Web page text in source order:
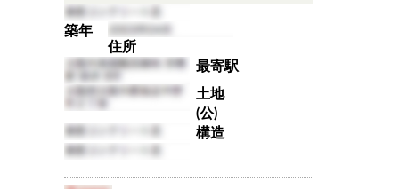
築年
住所
最寄駅
土地
(公)
構造